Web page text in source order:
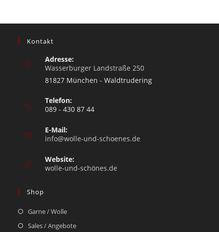
Kontakt
Adresse:
Wasserburger Landstraße 250
81827 München - Waldtrudering
Telefon:
089 - 430 87 44
E-Mail:
info@wolle-und-schoenes.de
Website:
wolle-und-schönes.de
Shop
Garne / Wolle
Sales / Angebote